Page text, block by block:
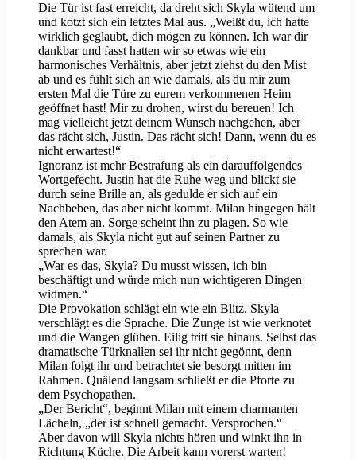
Die Tür ist fast erreicht, da dreht sich Skyla wütend um
und kotzt sich ein letztes Mal aus. „Weißt du, ich hatte
wirklich geglaubt, dich mögen zu können. Ich war dir
dankbar und fasst hatten wir so etwas wie ein
harmonisches Verhältnis, aber jetzt ziehst du den Mist
ab und es fühlt sich an wie damals, als du mir zum
ersten Mal die Türe zu eurem verkommenen Heim
geöffnet hast! Mir zu drohen, wirst du bereuen! Ich
mag vielleicht jetzt deinem Wunsch nachgehen, aber
das rächt sich, Justin. Das rächt sich! Dann, wenn du es
nicht erwartest!“
Ignoranz ist mehr Bestrafung als ein darauffolgendes
Wortgefecht. Justin hat die Ruhe weg und blickt sie
durch seine Brille an, als gedulde er sich auf ein
Nachbeben, das aber nicht kommt. Milan hingegen hält
den Atem an. Sorge scheint ihn zu plagen. So wie
damals, als Skyla nicht gut auf seinen Partner zu
sprechen war.
„War es das, Skyla? Du musst wissen, ich bin
beschäftigt und würde mich nun wichtigeren Dingen
widmen.“
Die Provokation schlägt ein wie ein Blitz. Skyla
verschlägt es die Sprache. Die Zunge ist wie verknotet
und die Wangen glühen. Eilig tritt sie hinaus. Selbst das
dramatische Türknallen sei ihr nicht gegönnt, denn
Milan folgt ihr und betrachtet sie besorgt mitten im
Rahmen. Quälend langsam schließt er die Pforte zu
dem Psychopathen.
„Der Bericht“, beginnt Milan mit einem charmanten
Lächeln, „der ist schnell gemacht. Versprochen.“
Aber davon will Skyla nichts hören und winkt ihn in
Richtung Küche. Die Arbeit kann vorerst warten!